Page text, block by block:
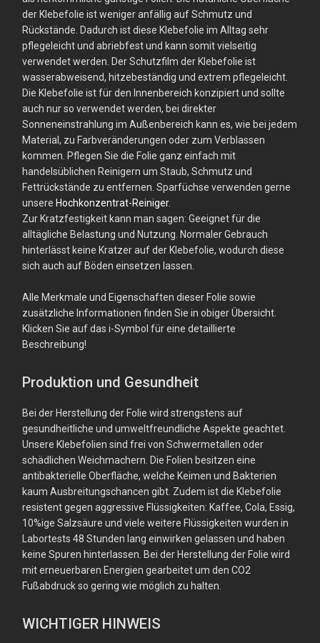
der Klebefolie ist weniger anfällig auf Schmutz und
Rückstände. Dadurch ist diese Klebefolie im Alltag sehr
pflegeleicht und abriebfest und kann somit vielseitig
verwendet werden. Der Schutzfilm der Klebefolie ist
wasserabweisend, hitzebeständig und extrem pflegeleicht.
Die Klebefolie ist für den Innenbereich konzipiert und sollte
auch nur so verwendet werden, bei direkter
Sonneneinstrahlung im Außenbereich kann es, wie bei jedem
Material, zu Farbveränderungen oder zum Verblassen
kommen. Pflegen Sie die Folie ganz einfach mit
handelsüblichen Reinigern um Staub, Schmutz und
Fettrückstände zu entfernen. Sparfüchse verwenden gerne
unsere Hochkonzentrat-Reiniger.
Zur Kratzfestigkeit kann man sagen: Geeignet für die
alltägliche Belastung und Nutzung. Normaler Gebrauch
hinterlässt keine Kratzer auf der Klebefolie, wodurch diese
sich auch auf Böden einsetzen lassen.
Alle Merkmale und Eigenschaften dieser Folie sowie
zusätzliche Informationen finden Sie in obiger Übersicht.
Klicken Sie auf das i-Symbol für eine detaillierte
Beschreibung!
Produktion und Gesundheit
Bei der Herstellung der Folie wird strengstens auf
gesundheitliche und umweltfreundliche Aspekte geachtet.
Unsere Klebefolien sind frei von Schwermetallen oder
schädlichen Weichmachern. Die Folien besitzen eine
antibakterielle Oberfläche, welche Keimen und Bakterien
kaum Ausbreitungschancen gibt. Zudem ist die Klebefolie
resistent gegen aggressive Flüssigkeiten: Kaffee, Cola, Essig,
10%ige Salzsäure und viele weitere Flüssigkeiten wurden in
Labortests 48 Stunden lang einwirken gelassen und haben
keine Spuren hinterlassen. Bei der Herstellung der Folie wird
mit erneuerbaren Energien gearbeitet um den CO2
Fußabdruck so gering wie möglich zu halten.
WICHTIGER HINWEIS